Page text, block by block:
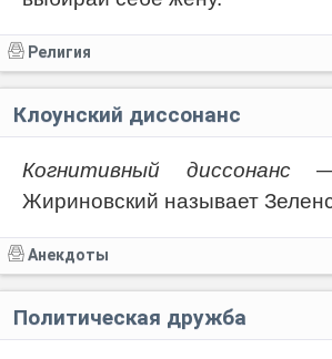
Религия
Клоунский диссонанс
Когнитивный диссонанс—
Жириновский называет
Анекдоты
Политическая дружба